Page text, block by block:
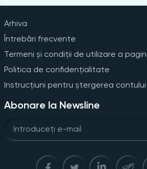
Arhiva
Întrebări frecvente
Termeni și condiții de utilizare a
Politica de confidențialitate
Instrucțiuni pentru ștergerea contului
Abonare la Newsline